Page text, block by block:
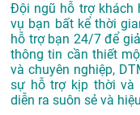
Đội ngũ hỗ trợ khách
vụ bạn bất kể thời
hỗ trợ bạn 24/7 để
thông tin cần thiết
và chuyên nghiệp,
sự hỗ trợ kịp thời và
diễn ra suôn sẻ và